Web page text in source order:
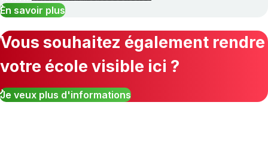
En savoir plus
Vous souhaitez également rendre
votre école visible ici ?
Je veux plus d'informations